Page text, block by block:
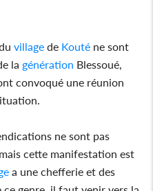
village de Kouté ne sont
la génération Blessoué,
convoqué une réunion
ne sont pas
cette manifestation est
a une chefferie et des